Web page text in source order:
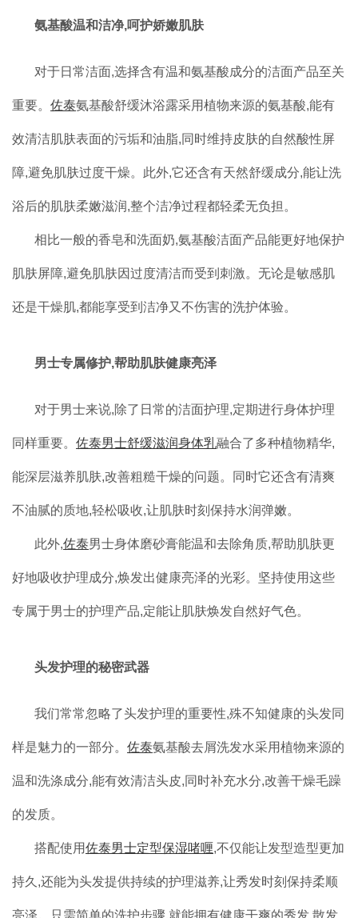
氨基酸温和洁净,呵护娇嫩肌肤
对于日常洁面,选择含有温和氨基酸成分的洁面产品至关
重要。 佐泰氨基酸舒缓沐浴露采用植物来源的氨基酸,能有
效清洁肌肤表面的污垢和油脂,同时维持皮肤的自然酸性屏
障,避免肌肤过度干燥。此外,它还含有天然舒缓成分,能让洗
浴后的肌肤柔嫩滋润,整个洁净过程都轻柔无负担。
相比一般的香皂和洗面奶,氨基酸洁面产品能更好地保护
肌肤屏障,避免肌肤因过度清洁而受到刺激。无论是敏感肌
还是干燥肌,都能享受到洁净又不伤害的洗护体验。
男士专属修护,帮助肌肤健康亮泽
对于男士来说,除了日常的洁面护理,定期进行身体护理
同样重要。 佐泰男士舒缓滋润身体乳融合了多种植物精华,
能深层滋养肌肤,改善粗糙干燥的问题。同时它还含有清爽
不油腻的质地,轻松吸收,让肌肤时刻保持水润弹嫩。
此外,佐泰男士身体磨砂膏能温和去除角质,帮助肌肤更
好地吸收护理成分,焕发出健康亮泽的光彩。坚持使用这些
专属于男士的护理产品,定能让肌肤焕发自然好气色。
头发护理的秘密武器
我们常常忽略了头发护理的重要性,殊不知健康的头发同
样是魅力的一部分。 佐泰氨基酸去屑洗发水采用植物来源的
温和洗涤成分,能有效清洁头皮,同时补充水分,改善干燥毛躁
的发质。
搭配使用佐泰男士定型保湿啫喱,不仅能让发型造型更加
持久,还能为头发提供持续的护理滋养,让秀发时刻保持柔顺
亮泽。只需简单的洗护步骤,就能拥有健康干爽的秀发,散发